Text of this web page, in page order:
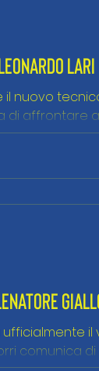
LARI
nuovo
di affrontare
il
comunica